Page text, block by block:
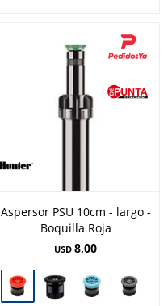
Aspersor PSU 10cm - largo -
Boquilla Roja
USD 8,00